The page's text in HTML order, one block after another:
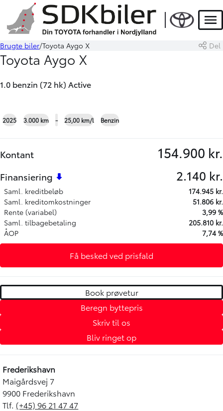
Book prøvetur Beregn byttepris
Brugte biler Toyota Aygo X Del
Toyota Aygo X
1.0 benzin (72 hk) Active
2025 3.000 km - 25,00 km/l Benzin
Kontant 154.900 kr.
Finansiering 2.140 kr.
Saml. kreditbeløb
174.945 kr.
Saml. kreditomkostninger
51.806 kr.
Rente (variabel)
3,99 %
Saml. tilbagebetaling
205.810 kr.
ÅOP
7,74 %
Få besked ved prisfald
Book prøvetur
Beregn byttepris
Skriv til os
Bliv ringet op
Frederikshavn
Maigårdsvej 7
9900 Frederikshavn
Tlf. (+45) 96 21 47 47